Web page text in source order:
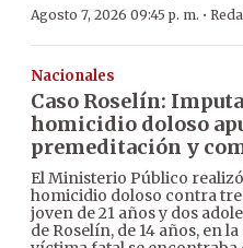
Agosto 7, 2026 09:45 p. m. ·
Nacionales
Caso Roselín:
homicidio doloso
premeditación y
El Ministerio Público
homicidio doloso contra
joven de 21 años y dos
de Roselín, de 14 años, en